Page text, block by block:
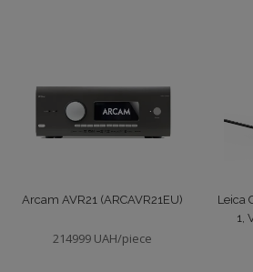
Arcam AVR21 (ARCAVR21EU)
214999 UAH/piece
Leica
1,